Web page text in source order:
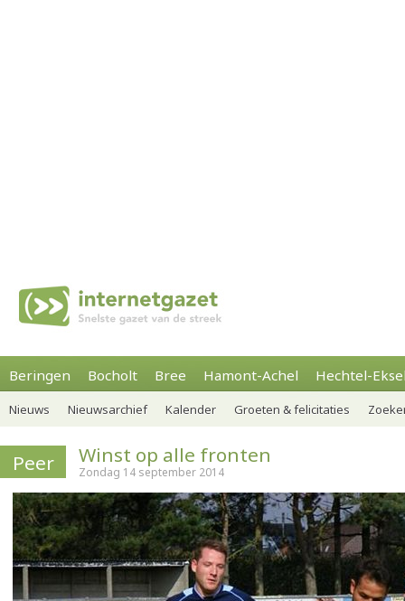
Beringen Bocholt Bree Hamont-Achel Hechtel-
Nieuws Nieuwsarchief Kalender Groeten & felicitaties
Peer Winst op alle fronten
Zondag 14 september 2014